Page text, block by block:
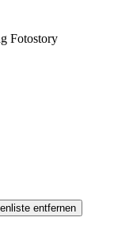
Fotostory
entfernen